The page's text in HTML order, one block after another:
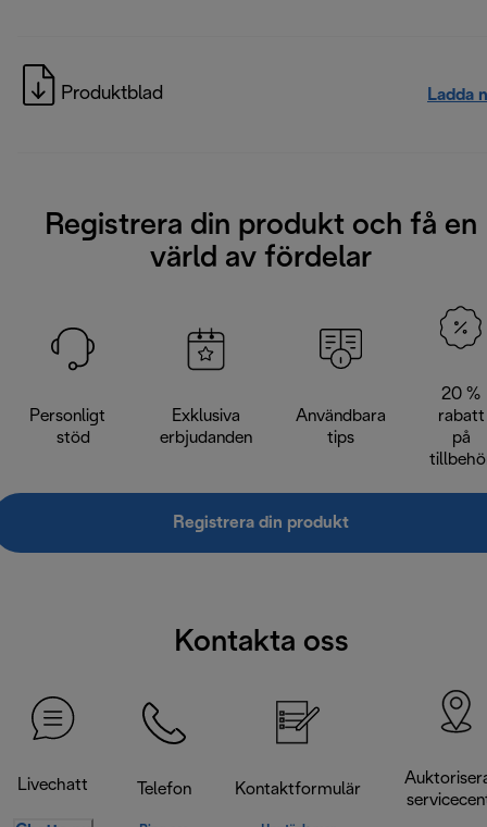
Produktblad Ladda
Registrera din produkt och få en
värld av fördelar
Personligt
stöd
Exklusiva
erbjudanden
Användbara
tips
20 %
rabatt
på
Registrera din produkt
Kontakta oss
Livechatt Telefon Kontaktformulär